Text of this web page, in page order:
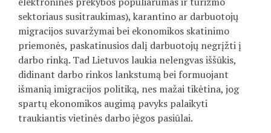
sektoriaus susitraukimas), karantino ar darbuotojų
migracijos suvaržymai bei ekonomikos skatinimo
priemonės, paskatinusios dalį darbuotojų negrįžti į
darbo rinką. Tad Lietuvos laukia nelengvas iššūkis,
didinant darbo rinkos lankstumą bei formuojant
išmanią imigracijos politiką, nes mažai tikėtina, jog
spartų ekonomikos augimą pavyks palaikyti
traukiantis vietinės darbo jėgos pasiūlai.